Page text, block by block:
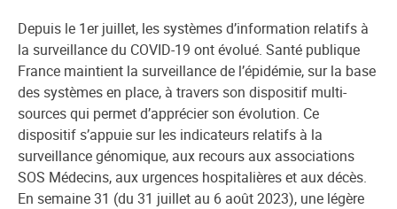
Depuis le 1er juillet, les systèmes d’information relatifs à
la surveillance du COVID-19 ont évolué. Santé publique
France maintient la surveillance de l’épidémie, sur la base
des systèmes en place, à travers son dispositif multi-
sources qui permet d’apprécier son évolution. Ce
dispositif s’appuie sur les indicateurs relatifs à la
surveillance génomique, aux recours aux associations
SOS Médecins, aux urgences hospitalières et aux décès.
En semaine 31 (du 31 juillet au 6 août 2023), une légère